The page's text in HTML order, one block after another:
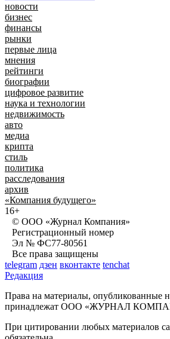
новости
бизнес
финансы
рынки
первые лица
мнения
рейтинги
биографии
цифровое развитие
наука и технологии
недвижимость
авто
медиа
крипта
стиль
политика
расследования
архив
«Компания будущего»
16+
© ООО «Журнал Компания»
Регистрационный номер
Эл № ФС77-80561
Все права защищены
telegram дзен вконтакте tenchat
Редакция
Права на материалы, опубликованные
принадлежат ООО «ЖУРНАЛ
При цитировании любых материалов